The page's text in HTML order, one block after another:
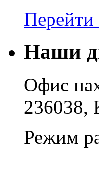
Перейти
Наши
Офис
236038,
Режим